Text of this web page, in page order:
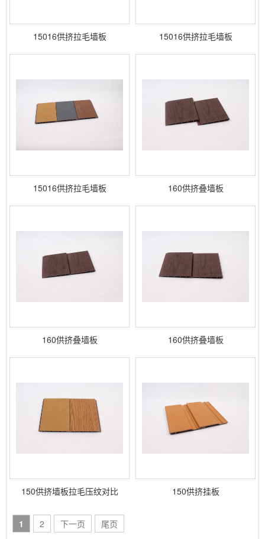
15016供挤拉毛墙板 15016供挤拉毛墙板
15016供挤拉毛墙板 160供挤叠墙板
160供挤叠墙板 160供挤叠墙板
150供挤墙板拉毛压纹对比 150供挤挂板
1 2 下一页 尾页